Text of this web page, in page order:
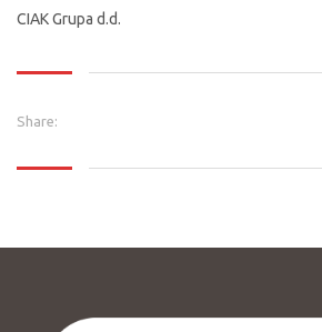
CIAK Grupa d.d.
Share: